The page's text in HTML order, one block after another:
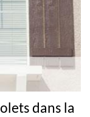
dans la